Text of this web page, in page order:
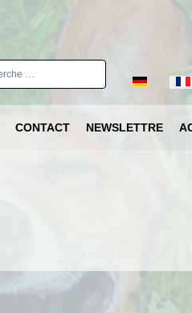
Sélectionnez
CONTACT NEWSLETTRE